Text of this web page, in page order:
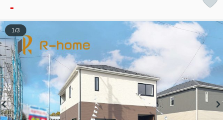
-
1/3